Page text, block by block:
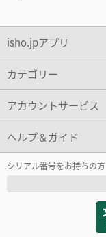
isho.jpアプリ
カテゴリー
アカウントサービス
ヘルプ＆ガイド
シリアル番号をお持ちの方